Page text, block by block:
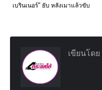
เบรินเนอร์” ยับ หลังเมาแล้วขับ
เขียนโดย